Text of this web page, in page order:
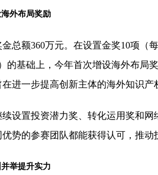
外布局奖励
总额360万元。在设置金奖10项（
的基础上，今年首次增设海外布局
进一步提高创新主体的海外知识产
设置投资潜力奖、转化运用奖和
势的参赛团队都能获得认可，推动
举提升实力